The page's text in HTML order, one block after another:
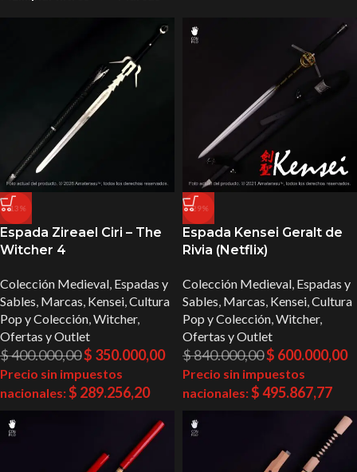
-13%
Espada Zireael Ciri – The
Witcher 4
Colección Medieval, Espadas y
Sables, Marcas, Kensei,Cultura
Pop y Colección,Witcher,
Ofertas y Outlet
$400.000,00$ 350.000,00
Precio sin impuestos
nacionales:$ 289.256,20
-29%
Espada Kensei Geralt de
Rivia (Netflix)
Colección Medieval, Espadas y
Sables, Marcas, Kensei,Cultura
Pop y Colección,Witcher,
Ofertas y Outlet
$840.000,00$ 600.000,00
Precio sin impuestos
nacionales:$495.867,77